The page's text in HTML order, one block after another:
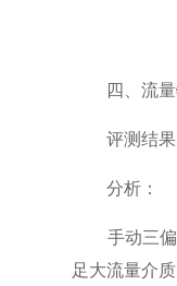
四、流量
评测结果
分析：
手动三偏心
足大流量介